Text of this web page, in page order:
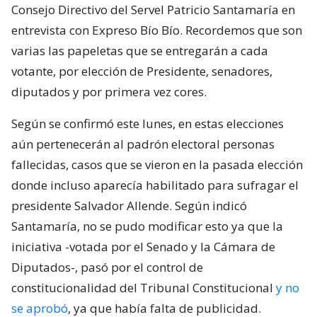
Consejo Directivo del Servel Patricio Santamaría en
entrevista con Expreso Bío Bío. Recordemos que son
varias las papeletas que se entregarán a cada
votante, por elección de Presidente, senadores,
diputados y por primera vez cores.
Según se confirmó este lunes, en estas elecciones
aún pertenecerán al padrón electoral personas
fallecidas, casos que se vieron en la pasada elección
donde incluso aparecía habilitado para sufragar el
presidente Salvador Allende. Según indicó
Santamaría, no se pudo modificar esto ya que la
iniciativa -votada por el Senado y la Cámara de
Diputados-, pasó por el control de
constitucionalidad del Tribunal Constitucional y no
se aprobó, ya que había falta de publicidad.